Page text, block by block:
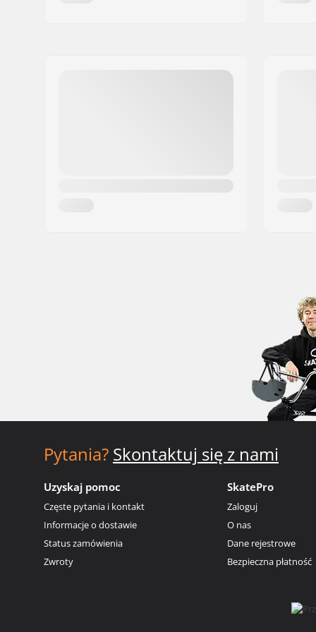
Pytania? Skontaktuj się z nami
Uzyskaj pomoc
Częste pytania i kontakt
Informacje o dostawie
Status zamówienia
Zwroty
SkatePro
Zaloguj
O nas
Dane rejestrowe
Bezpieczna płatność